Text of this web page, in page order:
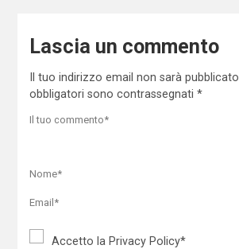
Lascia un commento
Il tuo indirizzo email non sarà pubblicato.
obbligatori sono contrassegnati *
Accetto la Privacy Policy*